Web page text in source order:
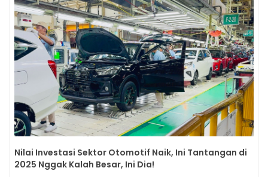
Nilai Investasi Sektor Otomotif Naik, Ini Tantangan di
2025 Nggak Kalah Besar, Ini Dia!